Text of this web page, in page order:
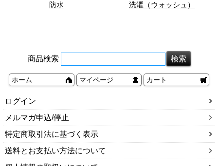
防水 洗濯（ウォッシュ）
商品検索
ホーム マイページ カート
ログイン
メルマガ申込/停止
特定商取引法に基づく表示
送料とお支払い方法について